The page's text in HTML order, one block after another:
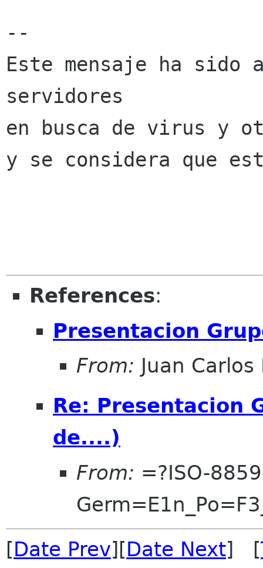
--
Este mensaje ha sido
servidores
en busca de virus y
y se considera que
References:
Presentacion
From: Juan
Re: Presentacion
de....)
From: =?ISO-
[Date Prev][Date Next] [